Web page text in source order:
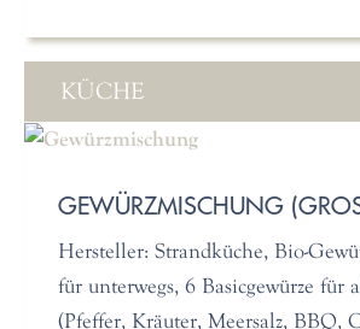
KÜCHE
GEWÜRZMISCHUNG
Hersteller: Strandküche, Bio-
für unterwegs, 6 Basicgewürze für
(Pfeffer, Kräuter, Meersalz, BBQ,